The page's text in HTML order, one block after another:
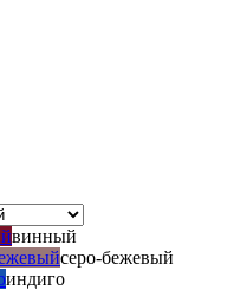
винный
серо-бежевый
индиго